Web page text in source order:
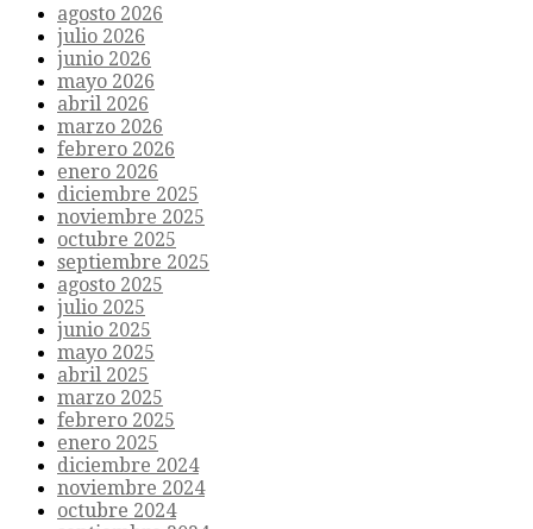
agosto 2026
julio 2026
junio 2026
mayo 2026
abril 2026
marzo 2026
febrero 2026
enero 2026
diciembre 2025
noviembre 2025
octubre 2025
septiembre 2025
agosto 2025
julio 2025
junio 2025
mayo 2025
abril 2025
marzo 2025
febrero 2025
enero 2025
diciembre 2024
noviembre 2024
octubre 2024